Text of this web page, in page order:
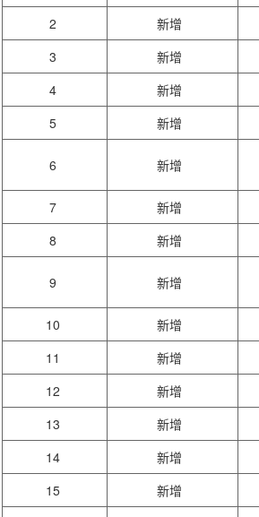
2
新增
3
新增
4
新增
5
新增
6 新增
7 新增
8
新增
9 新增
10 新增
11
新增
12
新增
13
新增
14
新增
15
新增